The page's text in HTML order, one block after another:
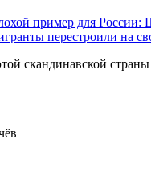
пример для России:
перестроили на
скандинавской